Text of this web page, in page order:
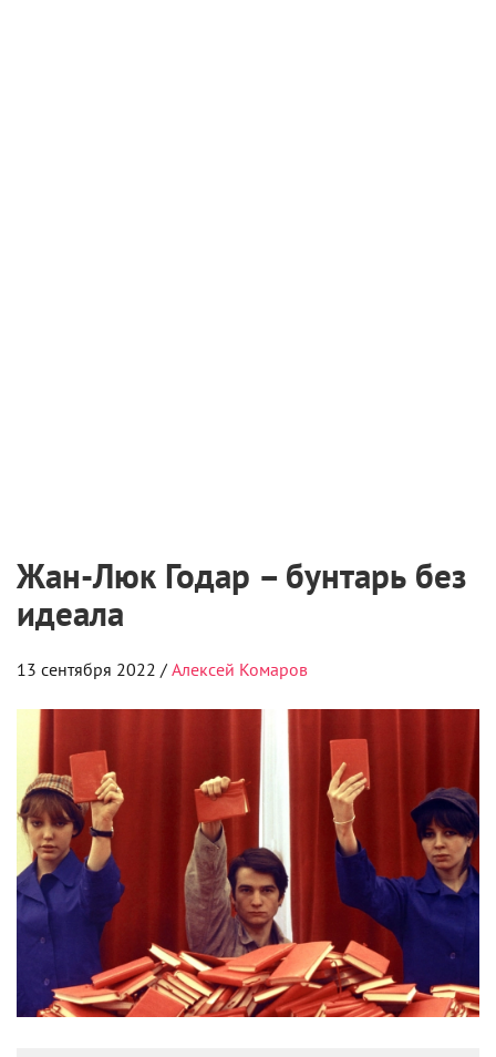
Жан-Люк Годар – бунтарь без
идеала
13 сентября 2022 / Алексей Комаров